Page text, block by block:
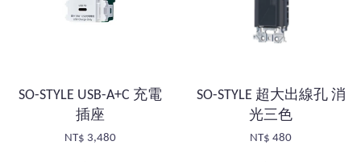
SO-STYLE USB-A+C 充電
插座
NT$ 3,480
SO-STYLE 超大出線孔 消
光三色
NT$ 480